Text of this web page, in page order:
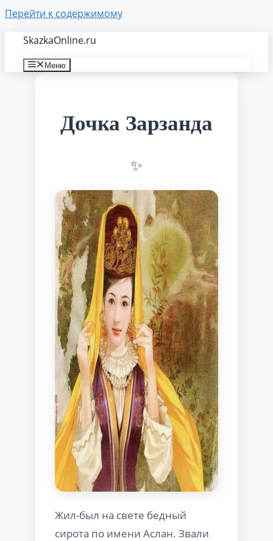
Перейти к содержимому
SkazkaOnline.ru
Меню
Дочка Зарзанда
Жил-был на свете бедный
сирота по имени Аслан. Звали